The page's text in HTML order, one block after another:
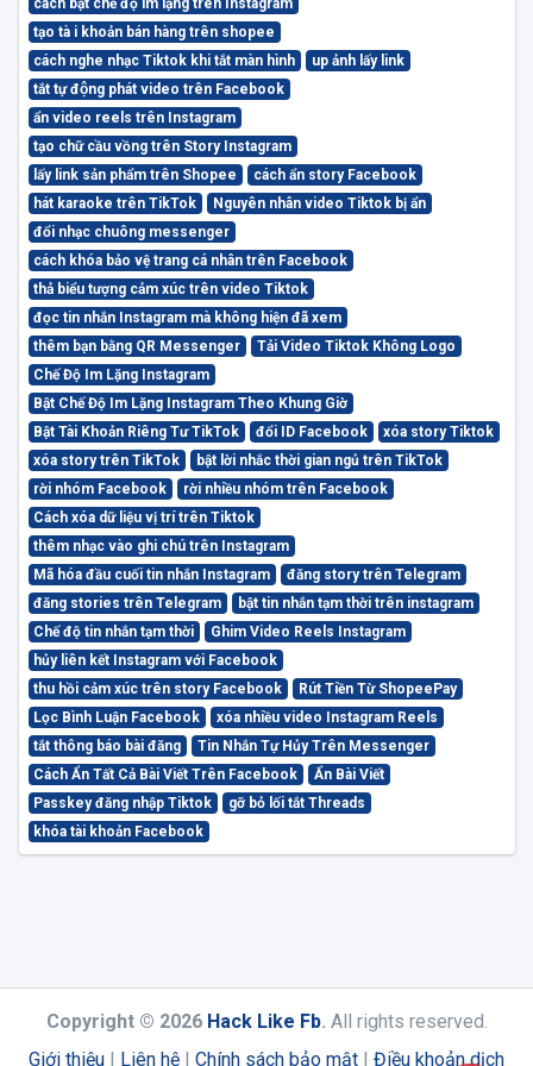
tạo tà i khoản bán hàng trên shopee
cách nghe nhạc Tiktok khi tắt màn hình
up ảnh lấy link
tắt tự động phát video trên Facebook
ẩn video reels trên Instagram
tạo chữ cầu vồng trên Story Instagram
lấy link sản phẩm trên Shopee
cách ẩn story Facebook
hát karaoke trên TikTok
Nguyên nhân video Tiktok bị ẩn
đổi nhạc chuông messenger
cách khóa bảo vệ trang cá nhân trên Facebook
thả biểu tượng cảm xúc trên video Tiktok
đọc tin nhắn Instagram mà không hiện đã xem
thêm bạn bằng QR Messenger
Tải Video Tiktok Không Logo
Chế Độ Im Lặng Instagram
Bật Chế Độ Im Lặng Instagram Theo Khung Giờ
Bật Tài Khoản Riêng Tư TikTok
đổi ID Facebook
xóa story Tiktok
xóa story trên TikTok
bật lời nhắc thời gian ngủ trên TikTok
rời nhóm Facebook
rời nhiều nhóm trên Facebook
Cách xóa dữ liệu vị trí trên Tiktok
thêm nhạc vào ghi chú trên Instagram
Mã hóa đầu cuối tin nhắn Instagram
đăng story trên Telegram
đăng stories trên Telegram
bật tin nhắn tạm thời trên instagram
Chế độ tin nhắn tạm thời
Ghim Video Reels Instagram
hủy liên kết Instagram với Facebook
thu hồi cảm xúc trên story Facebook
Rút Tiền Từ ShopeePay
Lọc Bình Luận Facebook
xóa nhiều video Instagram Reels
tắt thông báo bài đăng
Tin Nhắn Tự Hủy Trên Messenger
Cách Ẩn Tất Cả Bài Viết Trên Facebook
Ẩn Bài Viết
Passkey đăng nhập Tiktok
gỡ bỏ lối tắt Threads
khóa tài khoản Facebook
Copyright © 2026 Hack Like Fb. All rights reserved.
Giới thiệu | Liên hệ | Chính sách bảo mật | Điều khoản dịch